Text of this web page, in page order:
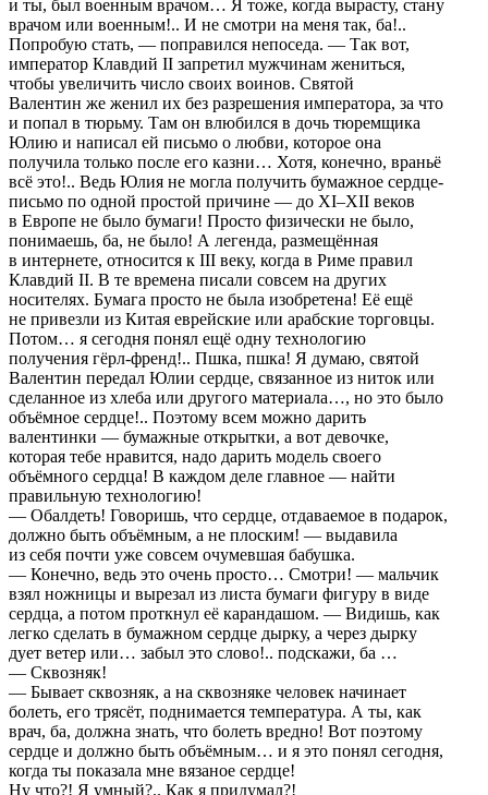
и ты, был военным врачом… Я тоже, когда вырасту, стану
врачом или военным!.. И не смотри на меня так, ба!..
Попробую стать, — поправился непоседа. — Так вот,
император Клавдий II запретил мужчинам жениться,
чтобы увеличить число своих воинов. Святой
Валентин же женил их без разрешения императора, за что
и попал в тюрьму. Там он влюбился в дочь тюремщика
Юлию и написал ей письмо о любви, которое она
получила только после его казни… Хотя, конечно, враньё
всё это!.. Ведь Юлия не могла получить бумажное сердце-
письмо по одной простой причине — до XI–XII веков
в Европе не было бумаги! Просто физически не было,
понимаешь, ба, не было! А легенда, размещённая
в интернете, относится к III веку, когда в Риме правил
Клавдий II. В те времена писали совсем на других
носителях. Бумага просто не была изобретена! Её ещё
не привезли из Китая еврейские или арабские торговцы.
Потом… я сегодня понял ещё одну технологию
получения гёрл-френд!.. Пшка, пшка! Я думаю, святой
Валентин передал Юлии сердце, связанное из ниток или
сделанное из хлеба или другого материала…, но это было
объёмное сердце!.. Поэтому всем можно дарить
валентинки — бумажные открытки, а вот девочке,
которая тебе нравится, надо дарить модель своего
объёмного сердца! В каждом деле главное — найти
правильную технологию!
— Обалдеть! Говоришь, что сердце, отдаваемое в подарок,
должно быть объёмным, а не плоским! — выдавила
из себя почти уже совсем очумевшая бабушка.
— Конечно, ведь это очень просто… Смотри! — мальчик
взял ножницы и вырезал из листа бумаги фигуру в виде
сердца, а потом проткнул её карандашом. — Видишь, как
легко сделать в бумажном сердце дырку, а через дырку
дует ветер или… забыл это слово!.. подскажи, ба …
— Сквозняк!
— Бывает сквозняк, а на сквозняке человек начинает
болеть, его трясёт, поднимается температура. А ты, как
врач, ба, должна знать, что болеть вредно! Вот поэтому
сердце и должно быть объёмным… и я это понял сегодня,
когда ты показала мне вязаное сердце!
Ну что?! Я умный?.. Как я придумал?!